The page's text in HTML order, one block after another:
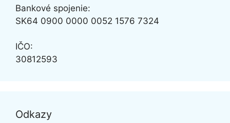
Bankové spojenie:
SK64 0900 0000 0052 1576 7324
IČO:
30812593
Odkazy